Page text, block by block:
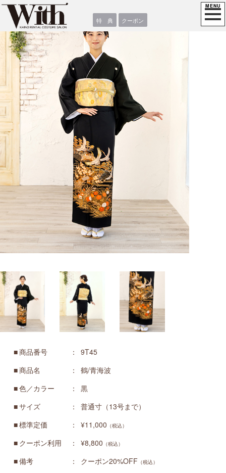
特 典 クーポン
商品番号
9T45
商品名
鶴/青海波
色／カラー
黒
サイズ
普通寸（13号まで）
標準定価
¥11,000 （税込）
クーポン利用 ¥8,800 （税込）
備考 クーポン20%OFF （税込）